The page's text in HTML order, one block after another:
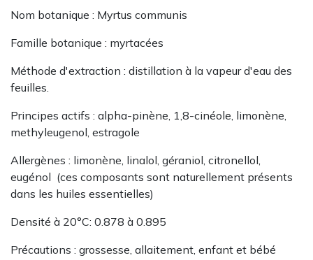
Nom botanique : Myrtus communis
Famille botanique : myrtacées
Méthode d'extraction : distillation à la vapeur d'eau​​​​​​ des
feuilles.
Principes actifs : alpha-pinène, 1,8-cinéole, limonène,
methyleugenol, estragole
Allergènes : limonène, linalol, géraniol, citronellol,
eugénol (ces composants sont naturellement présents
dans les huiles essentielles)
Densité à 20°C: 0.878 à 0.895
Précautions : grossesse, allaitement, enfant et bébé